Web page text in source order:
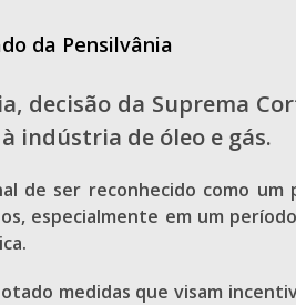
da Pensilvânia
decisão da Suprema
indústria de óleo e gás.
de ser reconhecido como
especialmente em um
medidas que visam